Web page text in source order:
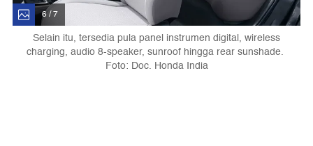
6 / 7
Selain itu, tersedia pula panel instrumen digital, wireless
charging, audio 8-speaker, sunroof hingga rear sunshade.
Foto: Doc. Honda India